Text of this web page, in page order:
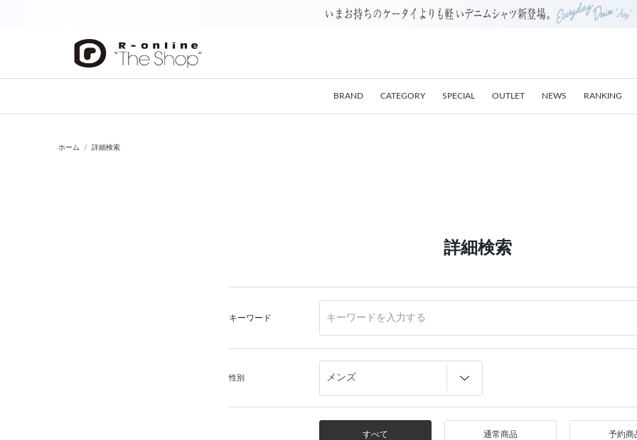
BRAND CATEGORY SPECIAL OUTLET NEWS RANKING
ホーム 詳細検索
詳細検索
キーワード
性別
すべて 通常商品 予約商